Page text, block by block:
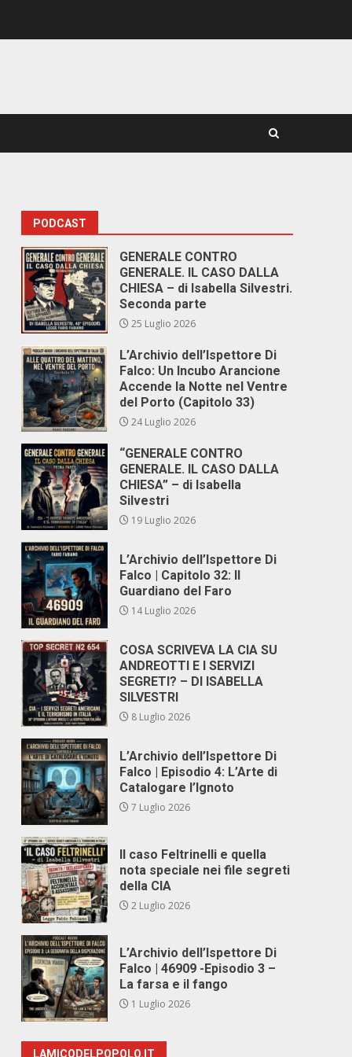
PODCAST
GENERALE CONTRO
GENERALE. IL CASO DALLA
CHIESA – di Isabella Silvestri.
Seconda parte
25 Luglio 2026
L’Archivio dell’Ispettore Di
Falco: Un Incubo Arancione
Accende la Notte nel Ventre
del Porto (Capitolo 33)
24 Luglio 2026
“GENERALE CONTRO
GENERALE. IL CASO DALLA
CHIESA” – di Isabella
Silvestri
19 Luglio 2026
L’Archivio dell’Ispettore Di
Falco | Capitolo 32: Il
Guardiano del Faro
14 Luglio 2026
COSA SCRIVEVA LA CIA SU
ANDREOTTI E I SERVIZI
SEGRETI? – DI ISABELLA
SILVESTRI
8 Luglio 2026
L’Archivio dell’Ispettore Di
Falco | Episodio 4: L’Arte di
Catalogare l’Ignoto
7 Luglio 2026
Il caso Feltrinelli e quella
nota speciale nei file segreti
della CIA
2 Luglio 2026
L’Archivio dell’Ispettore Di
Falco | 46909 -Episodio 3 –
La farsa e il fango
1 Luglio 2026
LAMICODELPOPOLO.IT